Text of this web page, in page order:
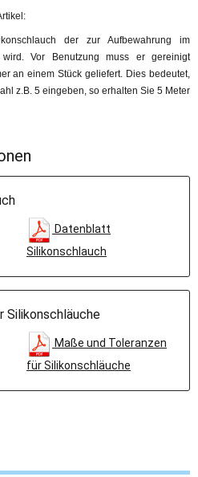
der zur Aufbewahrung im
wird. Vor Benutzung muss er gereinigt
an einem Stück geliefert. Dies bedeutet,
z.B. 5 eingeben, so erhalten Sie 5 Meter
Datenblatt
Silikonschlauch
Silikonschläuche
Maße und Toleranzen
für Silikonschläuche